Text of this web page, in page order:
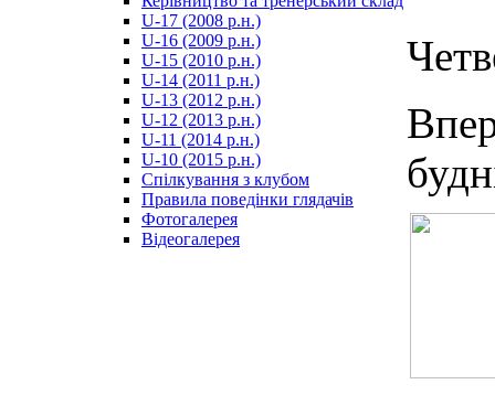
U-17 (2008 р.н.)
U-16 (2009 р.н.)
U-15 (2010 р.н.)
U-14 (2011 р.н.)
U-13 (2012 р.н.)
U-12 (2013 р.н.)
U-11 (2014 р.н.)
U-10 (2015 р.н.)
Спілкування з клубом
Правила поведінки глядачів
Фотогалерея
Відеогалерея